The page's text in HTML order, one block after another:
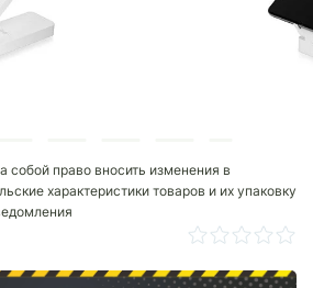
собой право вносить изменения в
характеристики товаров и их упаковку